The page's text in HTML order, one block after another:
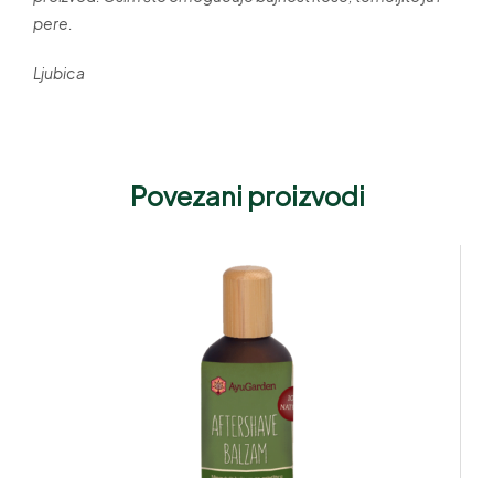
pere.
Ljubica
Povezani proizvodi